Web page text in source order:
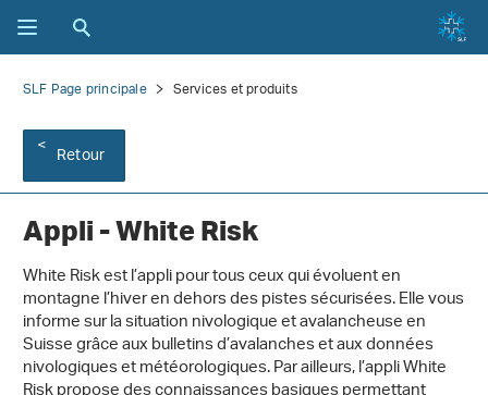
SLF Page principale Services et produits
Retour
Appli - White Risk
White Risk est l’appli pour tous ceux qui évoluent en
montagne l’hiver en dehors des pistes sécurisées. Elle vous
informe sur la situation nivologique et avalancheuse en
Suisse grâce aux bulletins d’avalanches et aux données
nivologiques et météorologiques. Par ailleurs, l’appli White